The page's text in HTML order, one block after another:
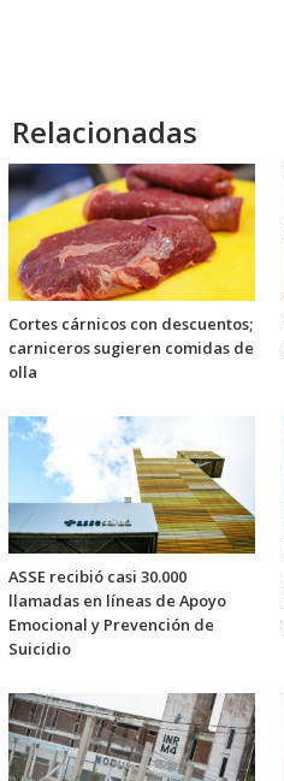
Relacionadas
Cortes cárnicos con descuentos;
carniceros sugieren comidas de
olla
ASSE recibió casi 30.000
llamadas en líneas de Apoyo
Emocional y Prevención de
Suicidio